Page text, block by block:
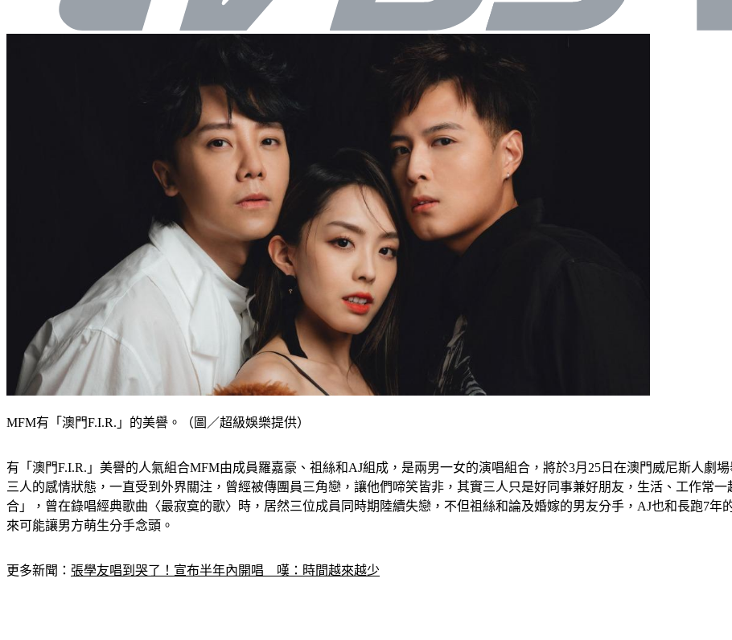
MFM有「澳門F.I.R.」的美譽。（圖／超級娛樂提供）
有「澳門F.I.R.」美譽的人氣組合MFM由成員羅嘉豪、祖絲和AJ組成，是兩男一女的演唱組合，將於3月25日在澳門威尼斯人劇
三人的感情狀態，一直受到外界關注，曾經被傳團員三角戀，讓他們啼笑皆非，其實三人只是好同事兼好朋友，生活、工作常
合」，曾在錄唱經典歌曲〈最寂寞的歌〉時，居然三位成員同時期陸續失戀，不但祖絲和論及婚嫁的男友分手，AJ也和長跑7
來可能讓男方萌生分手念頭。
更多新聞： 張學友唱到哭了！宣布半年內開唱　嘆：時間越來越少